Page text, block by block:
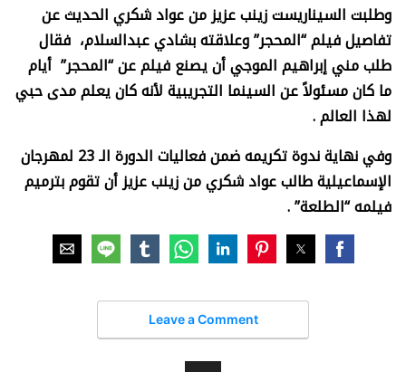
وطلبت السيناريست زينب عزيز من عواد شكري الحديث عن
تفاصيل فيلم “المحجر” وعلاقته بشادي عبدالسلام، فقال
طلب مني إبراهيم الموجي أن يصنع فيلم عن “المحجر” أيام
ما كان مسئولاً عن السينما التجريبية لأنه كان يعلم مدى حبي
لهذا العالم .
وفي نهاية ندوة تكريمه ضمن فعاليات الدورة الـ 23 لمهرجان
الإسماعيلية طالب عواد شكري من زينب عزيز أن تقوم بترميم
فيلمه “الطلعة” .
Leave a Comment